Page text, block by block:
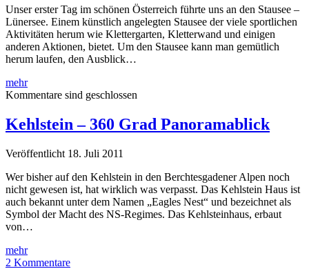
Aufstieg
Unser erster Tag im schönen Österreich führte uns an den Stausee –
Lünersee. Einem künstlich angelegten Stausee der viele sportlichen
Aktivitäten herum wie Klettergarten, Kletterwand und einigen
anderen Aktionen, bietet. Um den Stausee kann man gemütlich
herum laufen, den Ausblick…
mehrLünerseewerk
Latschau,
–
Panorama
Kommentare sind geschlossen
Kehlstein – 360 Grad Panoramablick
Veröffentlicht 18. Juli 2011
Wer bisher auf den Kehlstein in den Berchtesgadener Alpen noch
nicht gewesen ist, hat wirklich was verpasst. Das Kehlstein Haus ist
auch bekannt unter dem Namen „Eagles Nest“ und bezeichnet als
Symbol der Macht des NS-Regimes. Das Kehlsteinhaus, erbaut
von…
mehrKehlstein
–
2 Kommentare